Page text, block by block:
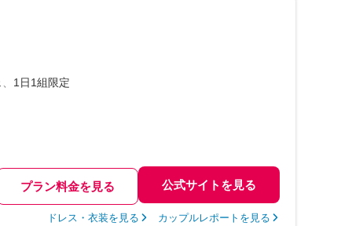
1日1組限定
プラン料金を見る 公式サイトを見る
ドレス・衣装を見る カップルレポートを見る